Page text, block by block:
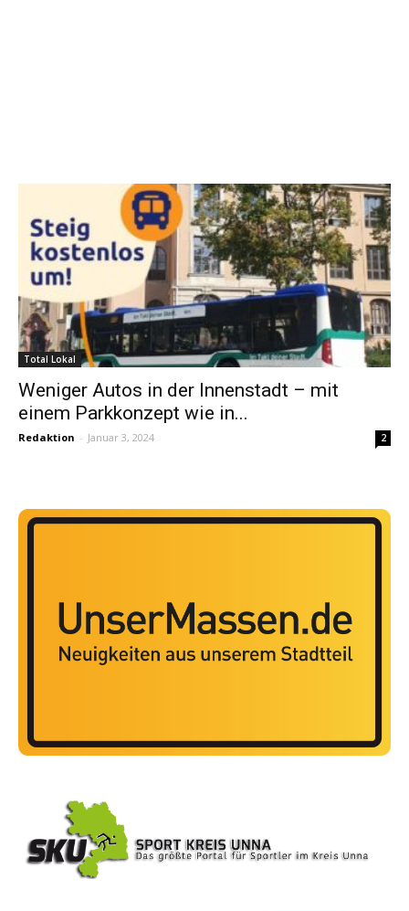
Total Lokal
Weniger Autos in der Innenstadt – mit
einem Parkkonzept wie in...
Redaktion - Januar 3, 2024 2